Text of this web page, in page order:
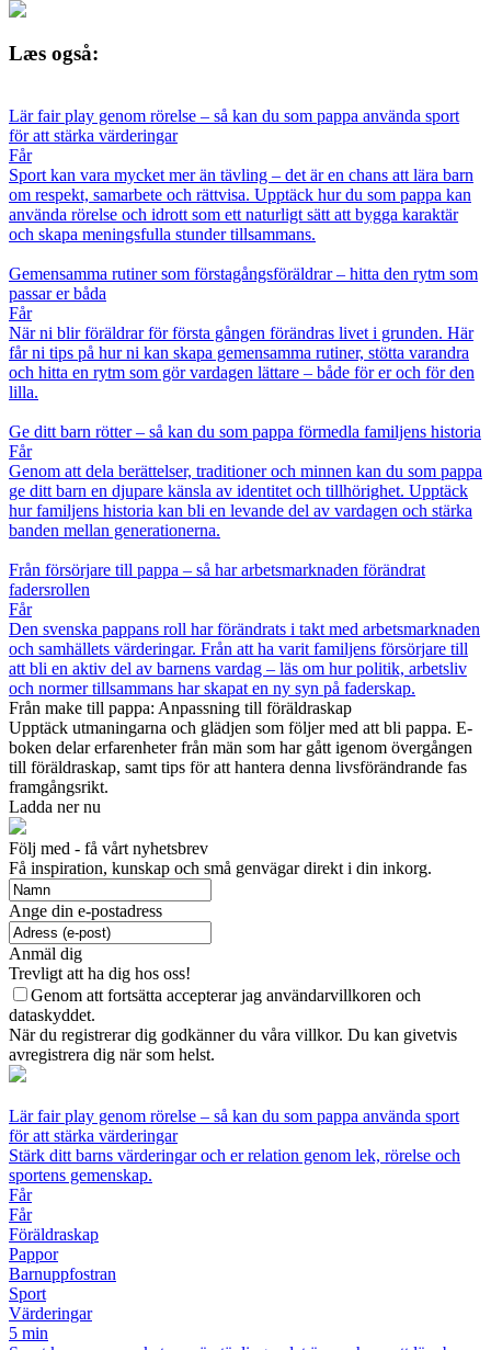
Læs også:
Lär fair play genom rörelse – så kan du som pappa använda sport
för att stärka värderingar
Får
Sport kan vara mycket mer än tävling – det är en chans att lära barn
om respekt, samarbete och rättvisa. Upptäck hur du som pappa kan
använda rörelse och idrott som ett naturligt sätt att bygga karaktär
och skapa meningsfulla stunder tillsammans.
Gemensamma rutiner som förstagångsföräldrar – hitta den rytm som
passar er båda
Får
När ni blir föräldrar för första gången förändras livet i grunden. Här
får ni tips på hur ni kan skapa gemensamma rutiner, stötta varandra
och hitta en rytm som gör vardagen lättare – både för er och för den
lilla.
Ge ditt barn rötter – så kan du som pappa förmedla familjens historia
Får
Genom att dela berättelser, traditioner och minnen kan du som pappa
ge ditt barn en djupare känsla av identitet och tillhörighet. Upptäck
hur familjens historia kan bli en levande del av vardagen och stärka
banden mellan generationerna.
Från försörjare till pappa – så har arbetsmarknaden förändrat
fadersrollen
Får
Den svenska pappans roll har förändrats i takt med arbetsmarknaden
och samhällets värderingar. Från att ha varit familjens försörjare till
att bli en aktiv del av barnens vardag – läs om hur politik, arbetsliv
och normer tillsammans har skapat en ny syn på faderskap.
Från make till pappa: Anpassning till föräldraskap
Upptäck utmaningarna och glädjen som följer med att bli pappa. E-
boken delar erfarenheter från män som har gått igenom övergången
till föräldraskap, samt tips för att hantera denna livsförändrande fas
framgångsrikt.
Ladda ner nu
Följ med - få vårt nyhetsbrev
Få inspiration, kunskap och små genvägar direkt i din inkorg.
Ange din e-postadress
Anmäl dig
Trevligt att ha dig hos oss!
Genom att fortsätta accepterar jag användarvillkoren och
dataskyddet.
När du registrerar dig godkänner du våra villkor. Du kan givetvis
avregistrera dig när som helst.
Lär fair play genom rörelse – så kan du som pappa använda sport
för att stärka värderingar
Stärk ditt barns värderingar och er relation genom lek, rörelse och
sportens gemenskap.
Får
Får
Föräldraskap
Pappor
Barnuppfostran
Sport
Värderingar
5 min